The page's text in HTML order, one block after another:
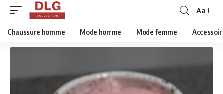
Aa
Chaussure homme Mode homme Mode femme